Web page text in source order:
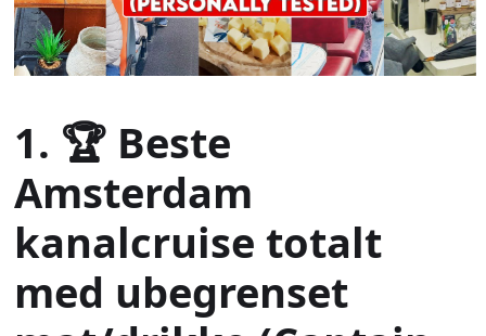
1. 🏆 Beste
Amsterdam
kanalcruise totalt
med ubegrenset